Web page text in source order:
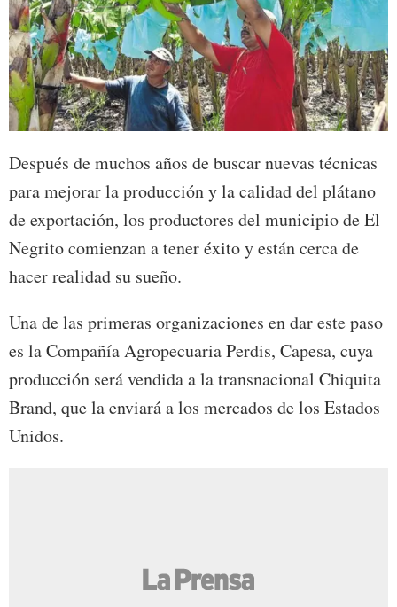
Después de muchos años de buscar nuevas técnicas
para mejorar la producción y la calidad del plátano
de exportación, los productores del municipio de El
Negrito comienzan a tener éxito y están cerca de
hacer realidad su sueño.
Una de las primeras organizaciones en dar este paso
es la Compañía Agropecuaria Perdis, Capesa, cuya
producción será vendida a la transnacional Chiquita
Brand, que la enviará a los mercados de los Estados
Unidos.